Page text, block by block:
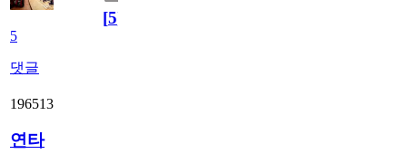
5
댓글
[5]
196513
연타